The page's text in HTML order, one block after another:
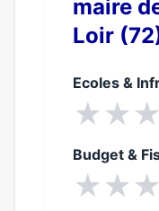
maire
Loir
Ecoles &
★★★
Budget &
★★★